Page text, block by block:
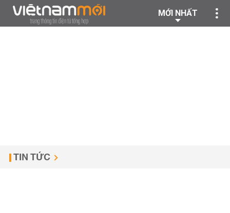
MỚI NHẤT
TIN TỨC